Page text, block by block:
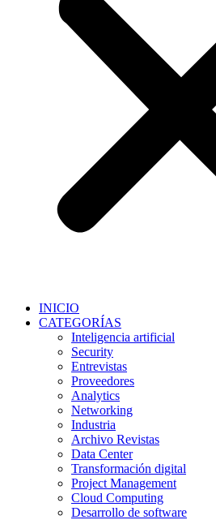
INICIO
CATEGORÍAS
Inteligencia artificial
Security
Entrevistas
Proveedores
Analytics
Networking
Industria
Archivo Revistas
Data Center
Transformación digital
Project Management
Cloud Computing
Desarrollo de software